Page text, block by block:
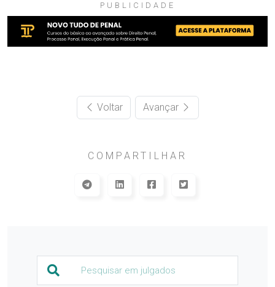
PUBLICIDADE
Voltar Avançar
COMPARTILHAR